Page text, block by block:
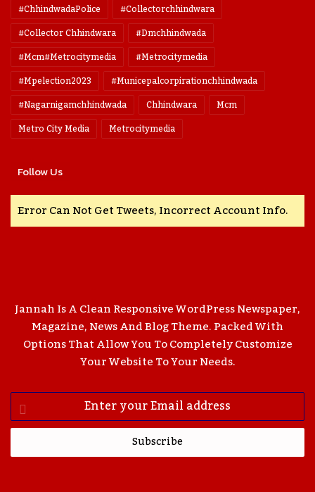
#ChhindwadaPolice
#collectorchhindwara
#collector Chhindwara
#dmchhindwada
#mcm#metrocitymedia
#metrocitymedia
#mpelection2023
#municepalcorpirationchhindwada
#nagarnigamchhindwada
Chhindwara
Mcm
Metro City Media
Metrocitymedia
Follow Us
Error Can Not Get Tweets, Incorrect Account Info.
Jannah Is A Clean Responsive WordPress Newspaper,
Magazine, News And Blog Theme. Packed With
Options That Allow You To Completely Customize
Your Website To Your Needs.
Enter
Your
Email
Address